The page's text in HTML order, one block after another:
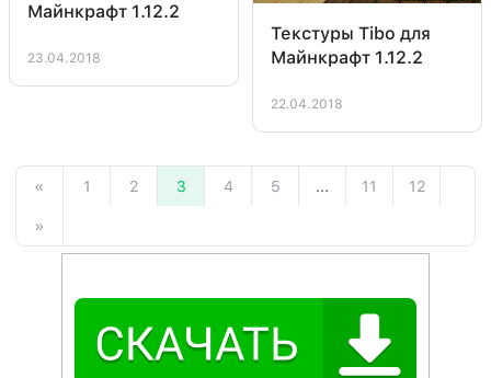
Майнкрафт 1.12.2
23.04.2018
Текстуры Tibo для
Майнкрафт 1.12.2
22.04.2018
« 1 2 3 4 5 ... 11 12
»